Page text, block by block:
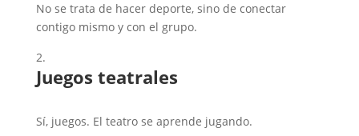
No se trata de hacer deporte, sino de conectar
contigo mismo y con el grupo.
Juegos teatrales
Sí, juegos. El teatro se aprende jugando.